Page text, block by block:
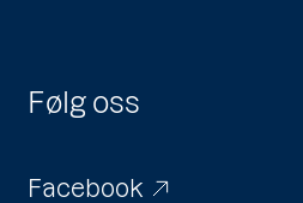
Følg oss
Facebook